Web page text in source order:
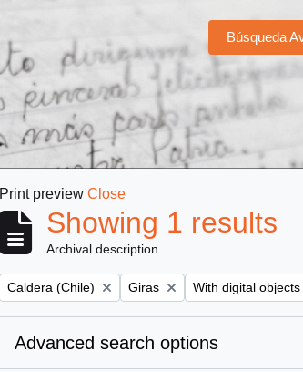
Búsqueda
Print preview Close
Showing 1 results
Archival description
Remove filter:
Caldera (Chile) Remove filter:
Giras Remove filter:
With digital objects
Advanced search options